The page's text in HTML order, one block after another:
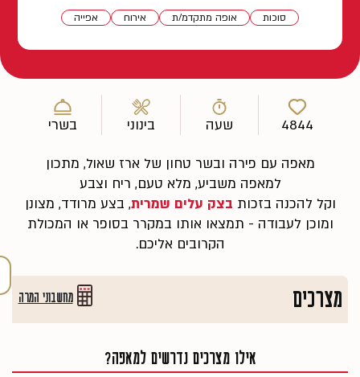
סוכות אופה מתקדמ/ת אירוח אפייה
4844 שעה בינוני בשרי
מאפה עם פירה ובשר טחון של ארז שאול, מתכון
למאפה משביע, מלא טעם, ריח וצבע
וקל להכנה בזכות בצק עלים שמרית, בצע מרודד, מצונן
ומוכן לעבודה - תמצאו אותו במקרר בסופר או המכולת
הקרובים אליכם.
מצרכים מחשבוני המרה
אילו מצרכים נדרשים למאפה?